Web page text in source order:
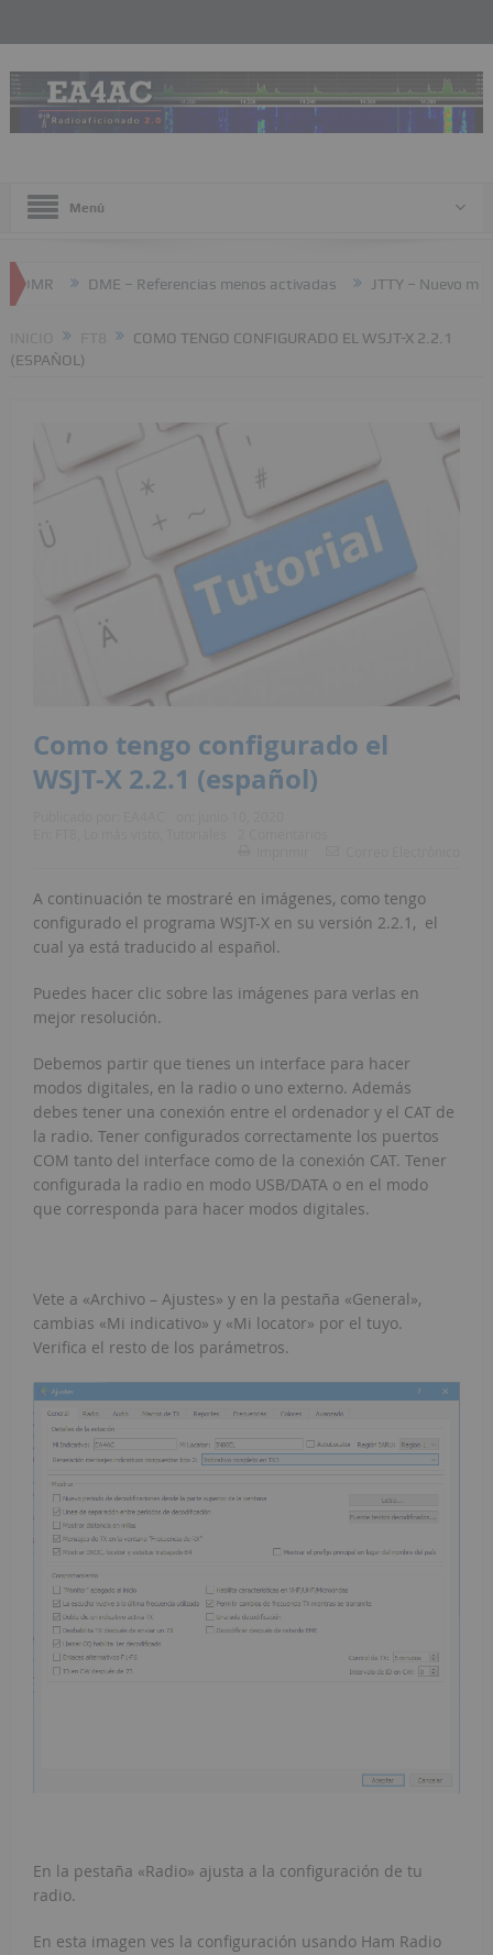
Menú
DME – Referencias menos activadas JTTY – Nuevo modo en WSJT-
COMO TENGO CONFIGURADO EL WSJT-X 2.2.1
(ESPAÑOL)
Como tengo configurado el
WSJT-X 2.2.1 (español)
A continuación te mostraré en imágenes, como tengo
configurado el programa WSJT-X en su versión 2.2.1, el
cual ya está traducido al español.
Puedes hacer clic sobre las imágenes para verlas en
mejor resolución.
Debemos partir que tienes un interface para hacer
modos digitales, en la radio o uno externo. Además
debes tener una conexión entre el ordenador y el CAT de
la radio. Tener configurados correctamente los puertos
COM tanto del interface como de la conexión CAT. Tener
configurada la radio en modo USB/DATA o en el modo
que corresponda para hacer modos digitales.
Vete a «Archivo – Ajustes» y en la pestaña «General»,
cambias «Mi indicativo» y «Mi locator» por el tuyo.
Verifica el resto de los parámetros.
En la pestaña «Radio» ajusta a la configuración de tu
radio.
En esta imagen ves la configuración usando Ham Radio